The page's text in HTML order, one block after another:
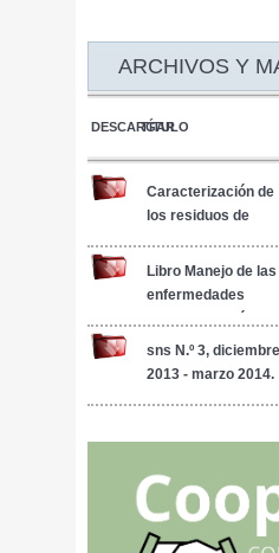
ARCHIVOS Y
DESCARGAR
TÍTULO
Caracterización de
los residuos de
porcinas semi-
intensivas y su
tratamiento a través
Libro Manejo de las
enfermedades
porcinas. Capítulo 5:
Reconocimiento de
un problema
sns N.º 3, diciembre
2013 - marzo 2014.
RESULTA
QUE SE REALICE
DIAGNÓSTICO DE
LA TRIQUINOSIS